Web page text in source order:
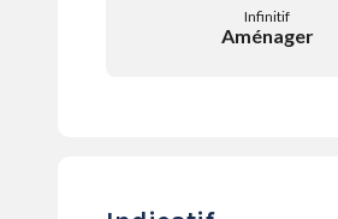
Infinitif
Aménager